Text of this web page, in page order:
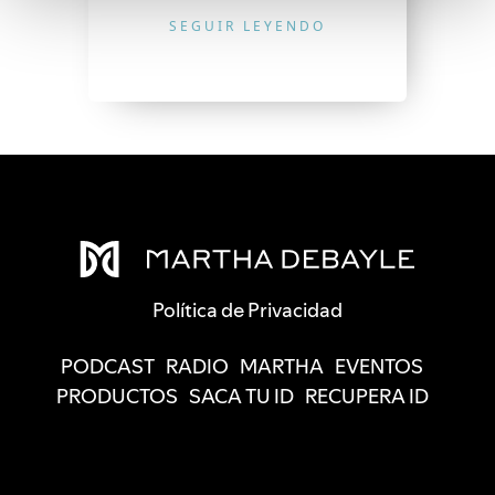
SEGUIR LEYENDO
Política de Privacidad
PODCAST RADIO MARTHA EVENTOS
PRODUCTOS SACA TU ID RECUPERA ID